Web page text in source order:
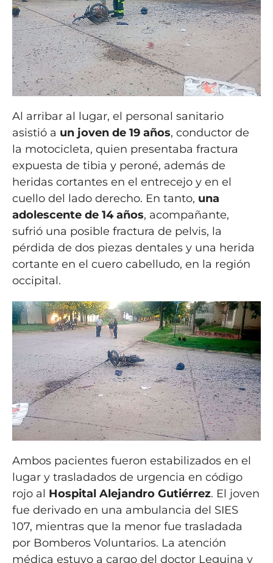
Al arribar al lugar, el personal sanitario
asistió a un joven de 19 años, conductor de
la motocicleta, quien presentaba fractura
expuesta de tibia y peroné, además de
heridas cortantes en el entrecejo y en el
cuello del lado derecho. En tanto, una
adolescente de 14 años, acompañante,
sufrió una posible fractura de pelvis, la
pérdida de dos piezas dentales y una herida
cortante en el cuero cabelludo, en la región
occipital.
Ambos pacientes fueron estabilizados en el
lugar y trasladados de urgencia en código
rojo al Hospital Alejandro Gutiérrez. El joven
fue derivado en una ambulancia del SIES
107, mientras que la menor fue trasladada
por Bomberos Voluntarios. La atención
médica estuvo a cargo del doctor Leguina y